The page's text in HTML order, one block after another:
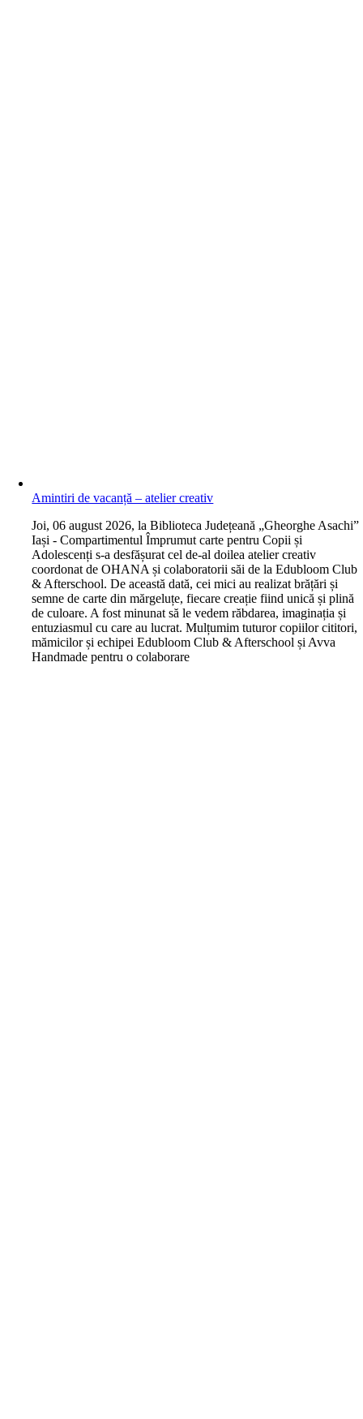
Amintiri de vacanță – atelier creativ
Joi, 06 august 2026, la Biblioteca Județeană „Gheorghe Asachi”
Iași - Compartimentul Împrumut carte pentru Copii și
Adolescenți s-a desfășurat cel de-al doilea atelier creativ
coordonat de OHANA și colaboratorii săi de la Edubloom Club
& Afterschool. De această dată, cei mici au realizat brățări și
semne de carte din mărgeluțe, fiecare creație fiind unică și plină
de culoare. A fost minunat să le vedem răbdarea, imaginația și
entuziasmul cu care au lucrat. Mulțumim tuturor copiilor cititori,
mămicilor și echipei Edubloom Club & Afterschool și Avva
Handmade pentru o colaborare